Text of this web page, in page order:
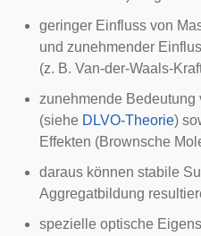
geringer Einfluss von
und zunehmender
(z. B. Van-der-Waals-
zunehmende
(siehe DLVO-Theorie)
Effekten (Brownsche
daraus können stabile
Aggregatbildung
spezielle optische